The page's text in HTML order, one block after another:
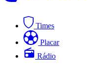
Times
Placar
Rádio